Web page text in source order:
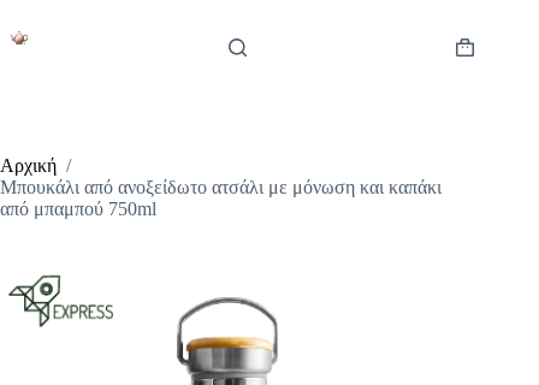
στο
Καλάθι
Αρχική /
Μπουκάλι από ανοξείδωτο ατσάλι με μόνωση και καπάκι
από μπαμπού 750ml